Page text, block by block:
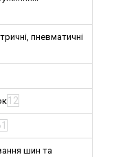
пневматичні
12
шин та